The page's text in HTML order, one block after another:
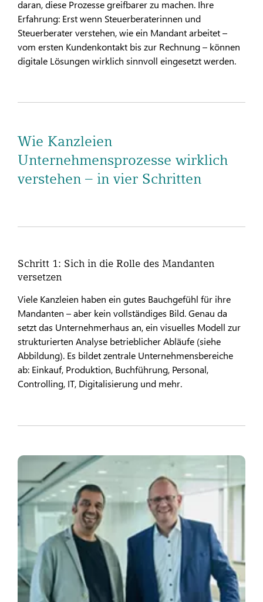
daran, diese Prozesse greifbarer zu machen. Ihre
Erfahrung: Erst wenn Steuerberaterinnen und
Steuerberater verstehen, wie ein Mandant arbeitet –
vom ersten Kundenkontakt bis zur Rechnung – können
digitale Lösungen wirklich sinnvoll eingesetzt werden.
Wie Kanzleien
Unternehmensprozesse wirklich
verstehen – in vier Schritten
Schritt 1: Sich in die Rolle des Mandanten
versetzen
Viele Kanzleien haben ein gutes Bauchgefühl für ihre
Mandanten – aber kein vollständiges Bild. Genau da
setzt das Unternehmerhaus an, ein visuelles Modell zur
strukturierten Analyse betrieblicher Abläufe (siehe
Abbildung). Es bildet zentrale Unternehmensbereiche
ab: Einkauf, Produktion, Buchführung, Personal,
Controlling, IT, Digitalisierung und mehr.